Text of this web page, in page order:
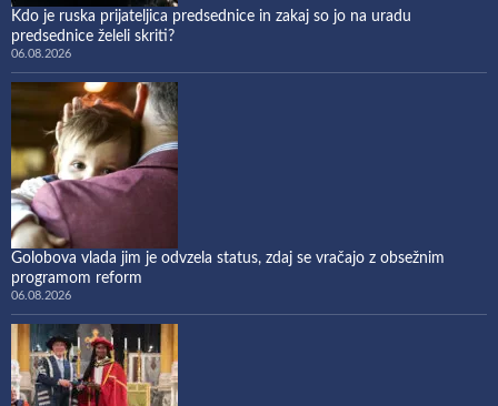
Kdo je ruska prijateljica predsednice in zakaj so jo na uradu
predsednice želeli skriti?
06.08.2026
Golobova vlada jim je odvzela status, zdaj se vračajo z obsežnim
programom reform
06.08.2026